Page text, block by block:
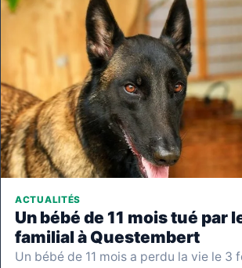
ACTUALITÉS
Un bébé de 11 mois tué par
familial à Questembert
Un bébé de 11 mois a perdu la vie le 3